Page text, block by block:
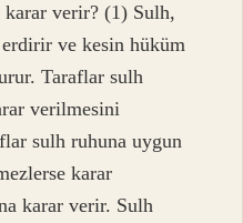
karar verir? (1) Sulh,
ve kesin hüküm
Taraflar sulh
verilmesini
sulh ruhuna uygun
karar
karar verir. Sulh